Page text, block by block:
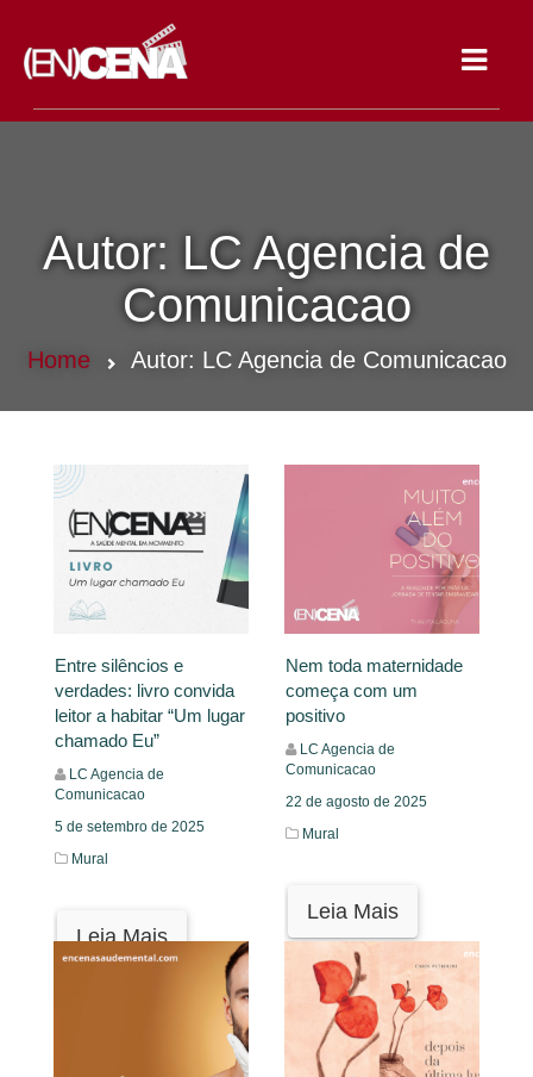
Autor: LC Agencia de
Comunicacao
Home Autor: LC Agencia de Comunicacao
Entre silêncios e
verdades: livro convida
leitor a habitar “Um lugar
chamado Eu”
LC Agencia de
Comunicacao
5 de setembro de 2025
Mural
Leia Mais
Nem toda maternidade
começa com um
positivo
LC Agencia de
Comunicacao
22 de agosto de 2025
Mural
Leia Mais